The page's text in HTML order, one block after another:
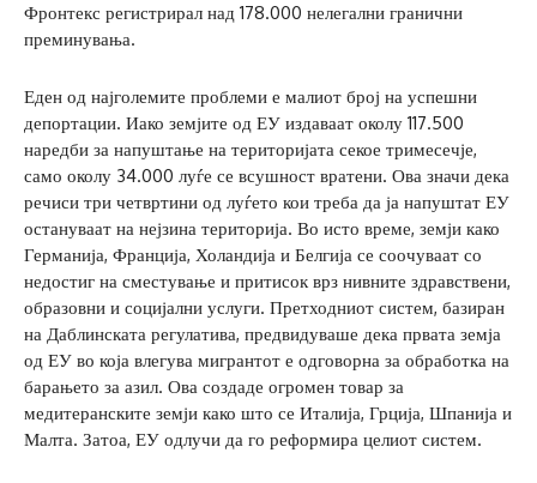
Фронтекс регистрирал над 178.000 нелегални гранични
преминувања.
Еден од најголемите проблеми е малиот број на успешни
депортации. Иако земјите од ЕУ издаваат околу 117.500
наредби за напуштање на територијата секое тримесечје,
само околу 34.000 луѓе се всушност вратени. Ова значи дека
речиси три четвртини од луѓето кои треба да ја напуштат ЕУ
остануваат на нејзина територија. Во исто време, земји како
Германија, Франција, Холандија и Белгија се соочуваат со
недостиг на сместување и притисок врз нивните здравствени,
образовни и социјални услуги. Претходниот систем, базиран
на Даблинската регулатива, предвидуваше дека првата земја
од ЕУ во која влегува мигрантот е одговорна за обработка на
барањето за азил. Ова создаде огромен товар за
медитеранските земји како што се Италија, Грција, Шпанија и
Малта. Затоа, ЕУ одлучи да го реформира целиот систем.